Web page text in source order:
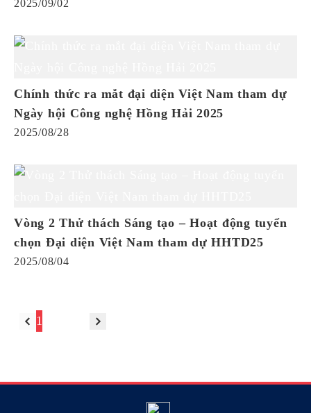
2025/09/02
Chính thức ra mắt đại diện Việt Nam tham dự
Ngày hội Công nghệ Hồng Hải 2025
2025/08/28
Vòng 2 Thử thách Sáng tạo – Hoạt động tuyển
chọn Đại diện Việt Nam tham dự HHTD25
2025/08/04
1